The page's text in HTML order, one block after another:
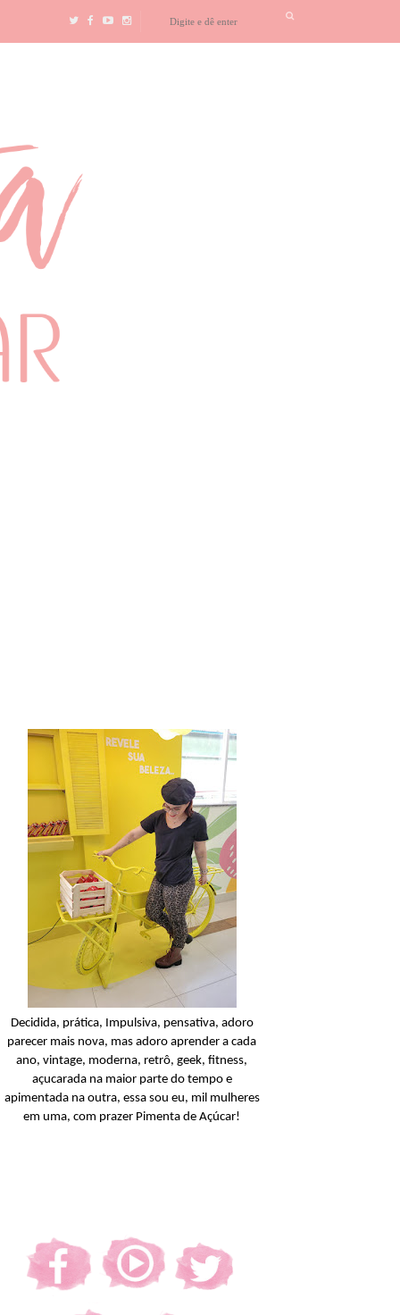
Baw Clothing
Look Of The Day:
Bermuda, 3 looks!
Decidida, prática, Impulsiva, pensativa, adoro
parecer mais nova, mas adoro aprender a cada
ano, vintage, moderna, retrô, geek, fitness,
açucarada na maior parte do tempo e
apimentada na outra, essa sou eu, mil mulheres
em uma, com prazer Pimenta de Açúcar!